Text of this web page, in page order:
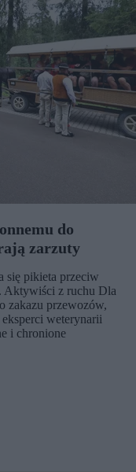
do
zarzuty
się pikieta przeciw
Aktywiści z ruchu Dla
zakazu przewozów,
weterynarii
i chronione